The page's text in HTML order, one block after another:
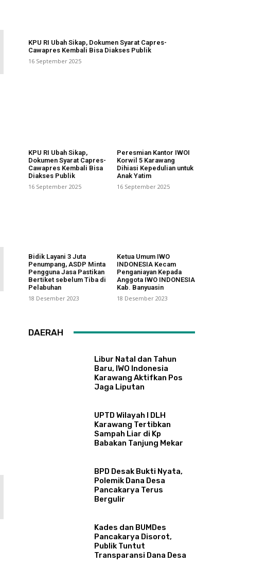
KPU RI Ubah Sikap, Dokumen Syarat Capres-
Cawapres Kembali Bisa Diakses Publik
16 September 2025
KPU RI Ubah Sikap,
Dokumen Syarat Capres-
Cawapres Kembali Bisa
Diakses Publik
16 September 2025
Peresmian Kantor IWOI
Korwil 5 Karawang
Dihiasi Kepedulian untuk
Anak Yatim
16 September 2025
Bidik Layani 3 Juta
Penumpang, ASDP Minta
Pengguna Jasa Pastikan
Bertiket sebelum Tiba di
Pelabuhan
18 Desember 2023
Ketua Umum IWO
INDONESIA Kecam
Penganiayan Kepada
Anggota IWO INDONESIA
Kab. Banyuasin
18 Desember 2023
DAERAH
Libur Natal dan Tahun
Baru, IWO Indonesia
Karawang Aktifkan Pos
Jaga Liputan
UPTD Wilayah I DLH
Karawang Tertibkan
Sampah Liar di Kp
Babakan Tanjung Mekar
BPD Desak Bukti Nyata,
Polemik Dana Desa
Pancakarya Terus
Bergulir
Kades dan BUMDes
Pancakarya Disorot,
Publik Tuntut
Transparansi Dana Desa